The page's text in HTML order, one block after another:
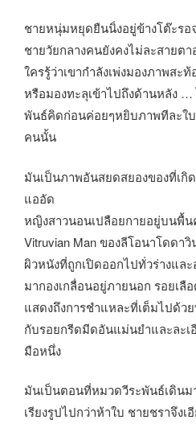
ชายหนุ่มหยุดยืนนิ่งอยู่ข้างโต๊ะร
ชายวัยกลางคนยังคงไม่ละสายต
ใครรู้ว่าเขากำลังเพ่งมองภาพสะ
หรือมองทะลุเข้าไปถึงด้านหลัง
พันธ์คิดก่อนค่อยๆหยิบภาพทีละใบ
คนนั้น
มันเป็นภาพอันสยดสยองของที่เกิ
แออัด
หญิงสาวนอนเปลือยกายอยู่บนพื้น
Vitruvian Man ของลีโอนาโดดา
ผิวหนังที่ถูกเปิดออกไปทั่วร่างแล
มากองเกลื่อนอยู่ภายนอก รอยเ
แสดงถึงการชำแหละที่เต็มไปด้ว
กับรอยกรีดมีดอันแม่นยำและละ
มือหนึ่ง
มันเป็นตอนที่หมวดวีระพันธ์เดินม
เรียงรูปไปกว่าห้าใบ ชายชราจึงเ